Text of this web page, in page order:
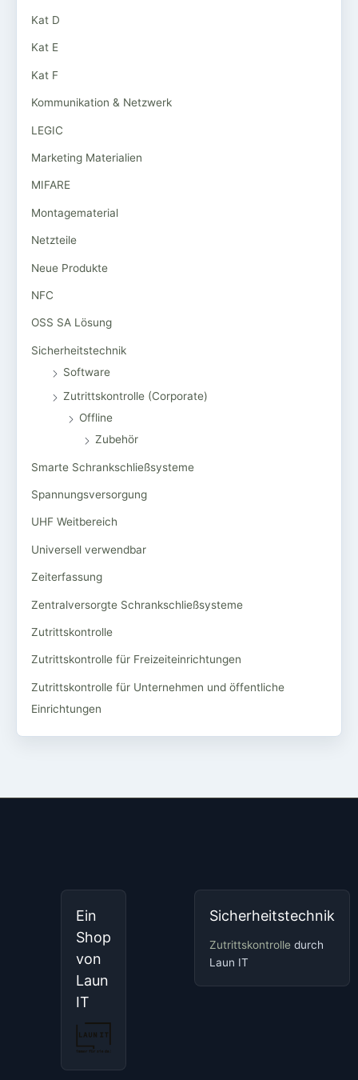
Kat D
Kat E
Kat F
Kommunikation & Netzwerk
LEGIC
Marketing Materialien
MIFARE
Montagematerial
Netzteile
Neue Produkte
NFC
OSS SA Lösung
Sicherheitstechnik
Software
Zutrittskontrolle (Corporate)
Offline
Zubehör
Smarte Schrankschließsysteme
Spannungsversorgung
UHF Weitbereich
Universell verwendbar
Zeiterfassung
Zentralversorgte Schrankschließsysteme
Zutrittskontrolle
Zutrittskontrolle für Freizeiteinrichtungen
Zutrittskontrolle für Unternehmen und öffentliche
Einrichtungen
Ein
Shop
von
Laun
IT
Sicherheitstechnik
Zutrittskontrolle durch
Laun IT